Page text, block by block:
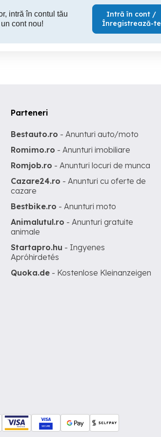
intră în contul tău
cont nou!
Intră în cont /
Înregistrează-te
Parteneri
Bestauto.ro - Anunturi auto/moto
Romimo.ro - Anunturi imobiliare
Romjob.ro - Anunturi locuri de munca
Cazare24.ro - Anunturi cu oferte de
cazare
Bestbike.ro - Anunturi moto
Animalutul.ro - Anunturi gratuite
animale
Startapro.hu - Ingyenes
Apróhirdetés
Quoka.de - Kostenlose Kleinanzeigen